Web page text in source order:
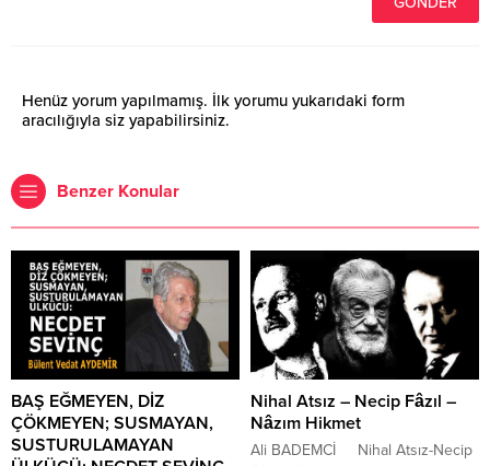
Henüz yorum yapılmamış. İlk yorumu yukarıdaki form
aracılığıyla siz yapabilirsiniz.
Benzer Konular
BAŞ EĞMEYEN, DİZ
ÇÖKMEYEN; SUSMAYAN,
SUSTURULAMAYAN
Nihal Atsız – Necip Fâzıl –
Nâzım Hikmet
Ali BADEMCİ Nihal Atsız-Necip